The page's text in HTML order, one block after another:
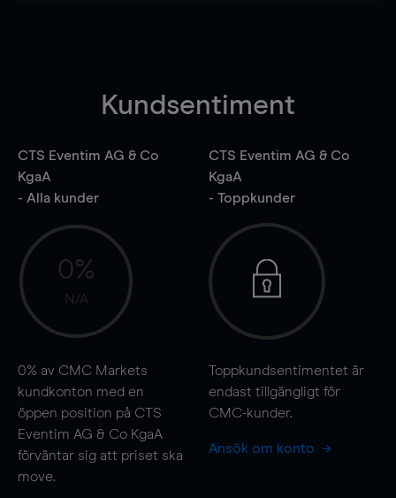
Kundsentiment
CTS Eventim AG & Co
KgaA
- Alla kunder
0%
N/A
0% av CMC Markets
kundkonton med en
öppen position på CTS
Eventim AG & Co KgaA
förväntar sig att priset ska
move.
CTS Eventim AG & Co
KgaA
- Toppkunder
Toppkundsentimentet är
endast tillgängligt för
CMC-kunder.
Ansök om konto